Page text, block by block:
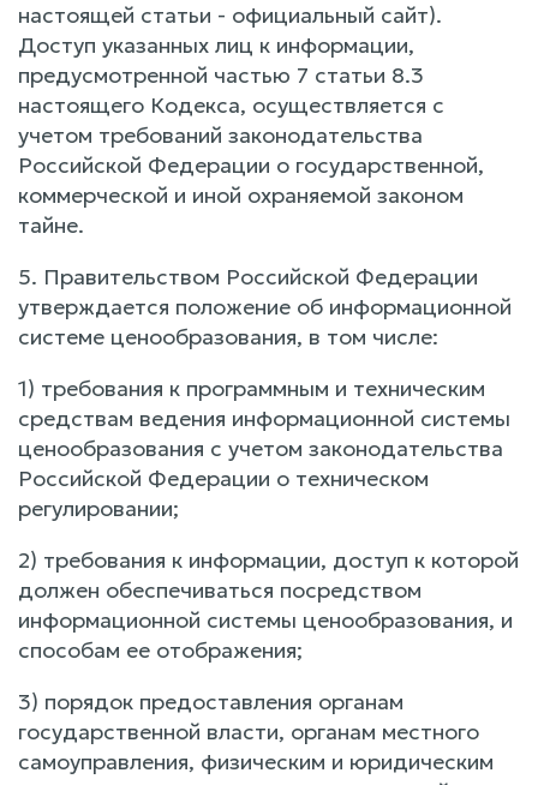
настоящей статьи - официальный сайт).
Доступ указанных лиц к информации,
предусмотренной частью 7 статьи 8.3
настоящего Кодекса, осуществляется с
учетом требований законодательства
Российской Федерации о государственной,
коммерческой и иной охраняемой законом
тайне.
5. Правительством Российской Федерации
утверждается положение об информационной
системе ценообразования, в том числе:
1) требования к программным и техническим
средствам ведения информационной системы
ценообразования с учетом законодательства
Российской Федерации о техническом
регулировании;
2) требования к информации, доступ к которой
должен обеспечиваться посредством
информационной системы ценообразования, и
способам ее отображения;
3) порядок предоставления органам
государственной власти, органам местного
самоуправления, физическим и юридическим